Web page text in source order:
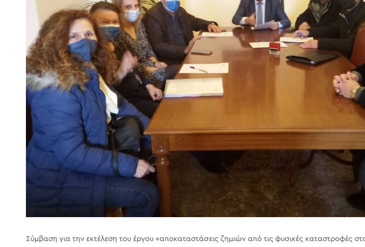
Σύμβαση για την εκτέλεση του έργου «αποκαταστάσεις ζημιών από τις φυσικές καταστροφές